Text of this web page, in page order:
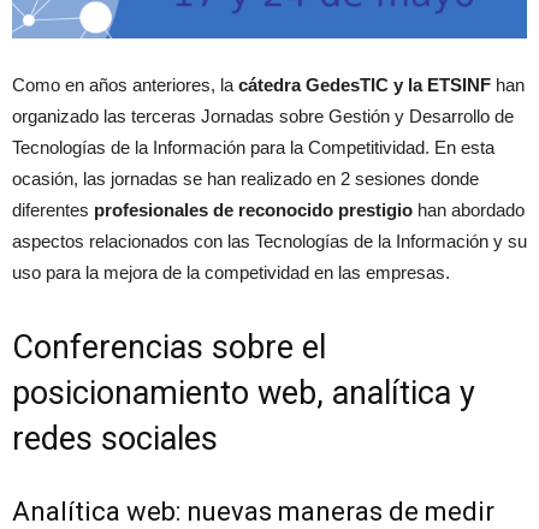
Como en años anteriores, la cátedra GedesTIC y la ETSINF han
organizado las terceras Jornadas sobre Gestión y Desarrollo de
Tecnologías de la Información para la Competitividad. En esta
ocasión, las jornadas se han realizado en 2 sesiones donde
diferentes profesionales de reconocido prestigio han abordado
aspectos relacionados con las Tecnologías de la Información y su
uso para la mejora de la competividad en las empresas.
Conferencias sobre el
posicionamiento web, analítica y
redes sociales
Analítica web: nuevas maneras de medir